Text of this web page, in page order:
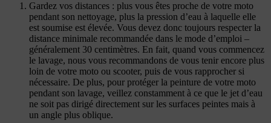
Gardez vos distances : plus vous êtes proche de votre moto
pendant son nettoyage, plus la pression d’eau à laquelle elle
est soumise est élevée. Vous devez donc toujours respecter la
distance minimale recommandée dans le mode d’emploi –
généralement 30 centimètres. En fait, quand vous commencez
le lavage, nous vous recommandons de vous tenir encore plus
loin de votre moto ou scooter, puis de vous rapprocher si
nécessaire. De plus, pour protéger la peinture de votre moto
pendant son lavage, veillez constamment à ce que le jet d’eau
ne soit pas dirigé directement sur les surfaces peintes mais à
un angle plus oblique.